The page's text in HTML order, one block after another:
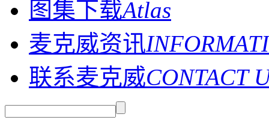
图集下载Atlas
麦克威资讯
联系麦克威CONTACT